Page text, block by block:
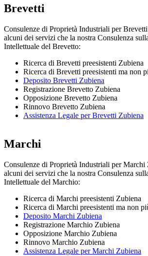
Brevetti
Consulenze di Proprietà Industriali per
alcuni dei servizi che la nostra Consulenza
Intellettuale del Brevetto:
Ricerca di Brevetti preesistenti Zubiena
Ricerca di Brevetti preesistenti ma non
Deposito Brevetti Zubiena
Registrazione Brevetto Zubiena
Opposizione Brevetto Zubiena
Rinnovo Brevetto Zubiena
Assistenza Legale per Brevetti Zubiena
Marchi
Consulenze di Proprietà Industriali per Marchi
alcuni dei servizi che la nostra Consulenza
Intellettuale del Marchio:
Ricerca di Marchi preesistenti Zubiena
Ricerca di Marchi preesistenti ma non
Deposito Marchi Zubiena
Registrazione Marchio Zubiena
Opposizione Marchio Zubiena
Rinnovo Marchio Zubiena
Assistenza Legale per Marchi Zubiena